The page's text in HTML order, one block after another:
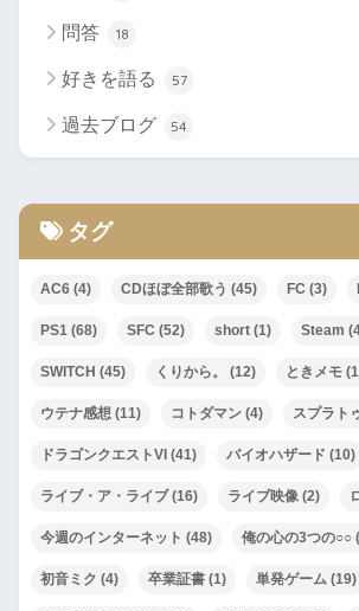
問答 18
好きを語る 57
過去ブログ 54
タグ
AC6 (4) CDほぼ全部歌う (45) FC (3)
PS1 (68) SFC (52) short (1) Steam
SWITCH (45) くりから。 (12) ときメモ
ウテナ感想 (11) コトダマン (4) スプラト
ドラゴンクエストVI (41) バイオハザード (10)
ライブ・ア・ライブ(16) ライブ映像 (2)
今週のインターネット (48) 俺の心の3つの○○
初音ミク (4) 卒業証書 (1) 単発ゲーム (19)